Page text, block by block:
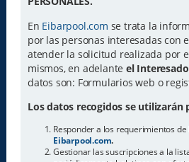
En Eibarpool.com se trata la
por las personas interesadas con
atender la solicitud realizada por
mismos, en adelante el Interesado
datos son: Formularios web o
Los datos recogidos se utilizarán
Responder a los requerimientos de
Eibarpool.com.
Gestionar las suscripciones a la